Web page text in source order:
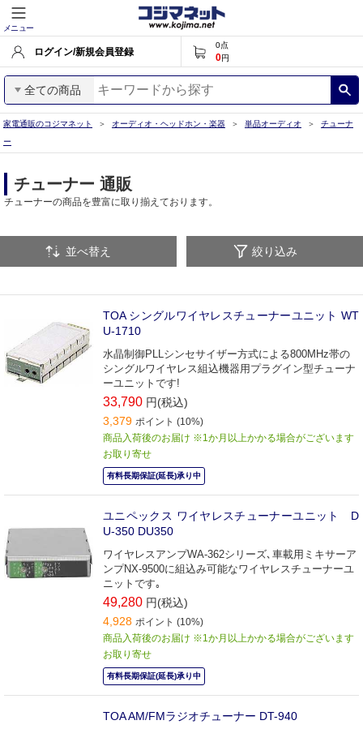
メニュー
ログイン/新規会員登録
0点
0円
全ての商品
家電通販のコジマネット オーディオ・ヘッドホン・楽器 単品オーディオ
チューナ
ー
チューナー 通販
チューナーの商品を豊富に取り揃えております。
並べ替え 絞り込み
TOA シングルワイヤレスチューナーユニット WT
U-1710
水晶制御PLLシンセサイザー方式による800MHz帯の
シングルワイヤレス組込機器用プラグイン型チューナ
ーユニットです!
33,790 円(税込)
3,379 ポイント (10%)
商品入荷後のお届け ※1か月以上かかる場合がございます
お取り寄せ
有料長期保証(延長)承り中
ユニペックス ワイヤレスチューナーユニット D
U-350 DU350
ワイヤレスアンプWA-362シリーズ､車載用ミキサーア
ンプNX-9500に組込み可能なワイヤレスチューナーユ
ニットです｡
49,280 円(税込)
4,928 ポイント (10%)
商品入荷後のお届け ※1か月以上かかる場合がございます
お取り寄せ
有料長期保証(延長)承り中
TOA AM/FMラジオチューナー DT-940